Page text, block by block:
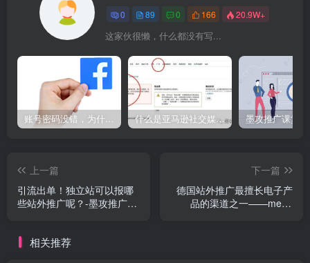
0 89 0 166 20.9W+
这家伙很懒，什么都没有写...
账号密码没错，为什么Facebook登录不了电脑端?就用这个方法解决，So easy！ 什么是亚马逊社交媒体促销活动？6年资深运营为您答疑解惑
上一篇
引流出单！独立站可以报哪
些站外推广呢？-墨攻推广
下一篇
德国站外推广最擅长电子产
品的渠道之一——mein-
相关推荐